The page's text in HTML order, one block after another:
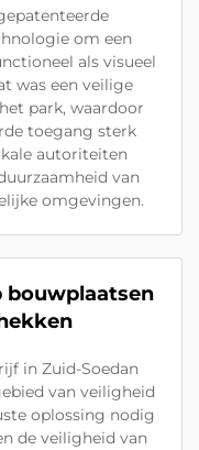
om een
als visueel
was een veilige
park, waardoor
toegang sterk
autoriteiten
van
omgevingen.
bouwplaatsen
in Zuid-Soedan
van veiligheid
oplossing nodig
de veiligheid van